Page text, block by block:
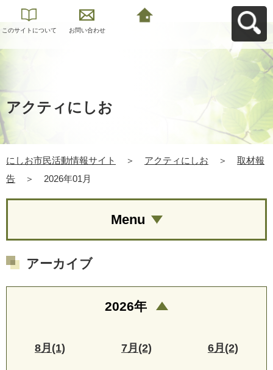
このサイトについて お問い合わせ
アクティにしお
にしお市民活動情報サイト ＞ アクティにしお ＞
取材報
告
＞ 2026年01月
Menu
アーカイブ
2026年
8月(1) 7月(2) 6月(2)